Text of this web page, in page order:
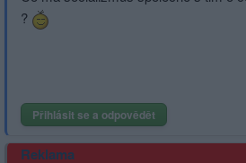
?
Přihlásit se a odpovědět
Reklama